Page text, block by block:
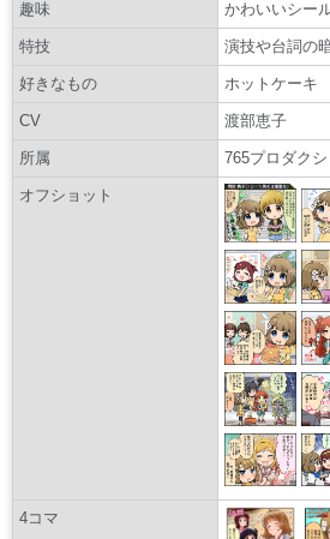
趣味 かわいいシー
特技 演技や台詞の
好きなもの ホットケーキ
CV 渡部恵子
所属 765プロダク
オフショット
4コマ